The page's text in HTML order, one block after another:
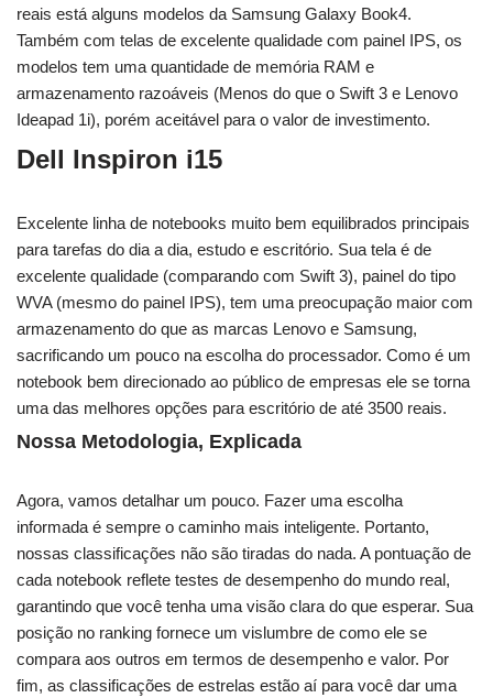
reais está alguns modelos da Samsung Galaxy Book4.
Também com telas de excelente qualidade com painel IPS, os
modelos tem uma quantidade de memória RAM e
armazenamento razoáveis (Menos do que o Swift 3 e Lenovo
Ideapad 1i), porém aceitável para o valor de investimento.
Dell Inspiron i15
Excelente linha de notebooks muito bem equilibrados principais
para tarefas do dia a dia, estudo e escritório. Sua tela é de
excelente qualidade (comparando com Swift 3), painel do tipo
WVA (mesmo do painel IPS), tem uma preocupação maior com
armazenamento do que as marcas Lenovo e Samsung,
sacrificando um pouco na escolha do processador. Como é um
notebook bem direcionado ao público de empresas ele se torna
uma das melhores opções para escritório de até 3500 reais.
Nossa Metodologia, Explicada
Agora, vamos detalhar um pouco. Fazer uma escolha
informada é sempre o caminho mais inteligente. Portanto,
nossas classificações não são tiradas do nada. A pontuação de
cada notebook reflete testes de desempenho do mundo real,
garantindo que você tenha uma visão clara do que esperar. Sua
posição no ranking fornece um vislumbre de como ele se
compara aos outros em termos de desempenho e valor. Por
fim, as classificações de estrelas estão aí para você dar uma